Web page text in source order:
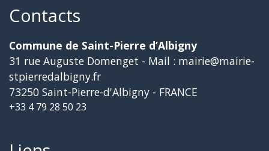
Contacts
Commune de Saint-Pierre d’Albigny
31 rue Auguste Domenget - Mail : mairie@mairie-
stpierredalbigny.fr
73250 Saint-Pierre-d'Albigny - FRANCE
+33 4 79 28 50 23